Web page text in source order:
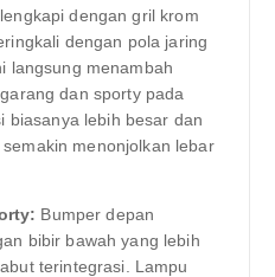
dengan gril krom
dengan pola jaring
langsung menambah
dan sporty pada
biasanya lebih besar dan
menonjolkan lebar
Bumper depan
bibir bawah yang lebih
terintegrasi. Lampu